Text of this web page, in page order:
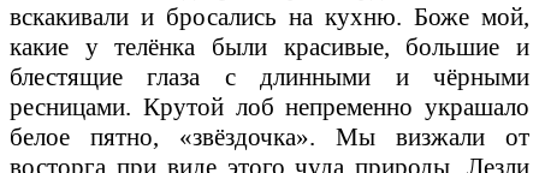
вскакивали и бросались на кухню. Боже мой,
какие у телёнка были красивые, большие и
блестящие глаза с длинными и чёрными
ресницами. Крутой лоб непременно украшало
белое пятно, «звёздочка». Мы визжали от
восторга при виде этого чуда природы. Лезли